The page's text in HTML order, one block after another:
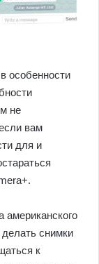
особенности
не
вам
для и
американского
снимки
к